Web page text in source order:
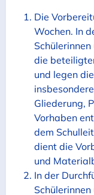
Die
Wochen. In
die
und legen
Gliederung,
Vorhaben
dem
dient die
und
In der